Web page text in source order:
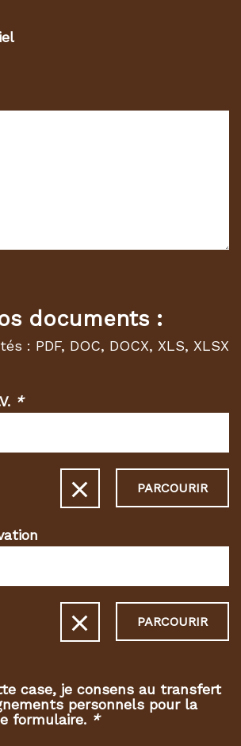
documents :
: PDF, DOC, DOCX, XLS, XLSX
*
(Champs
PARCOURIR
PARCOURIR
case, je consens au transfert
personnels pour la
formulaire. *